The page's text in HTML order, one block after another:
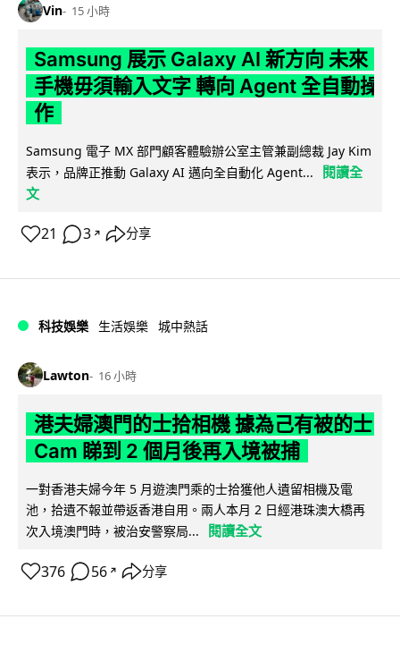
Vin 15 小時
Samsung 展示 Galaxy AI 新方向 未來
手機毋須輸入文字 轉向 Agent 全自動操
作
Samsung 電子 MX 部門顧客體驗辦公室主管兼副總裁 Jay Kim
表示，品牌正推動 Galaxy AI 邁向全自動化 Agent...
閱讀全
文
21 3 ↗ 分享
科技娛樂 生活娛樂 城中熱話
Lawton 16 小時
港夫婦澳門的士拾相機 據為己有被的士
Cam 睇到 2 個月後再入境被捕
一對香港夫婦今年 5 月遊澳門乘的士拾獲他人遺留相機及電
池，拾遺不報並帶返香港自用。兩人本月 2 日經港珠澳大橋再
次入境澳門時，被治安警察局...
閱讀全文
376 56 ↗ 分享